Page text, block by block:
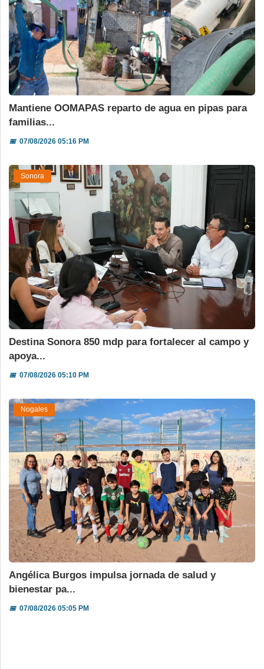
Mantiene OOMAPAS reparto de agua en pipas para
familias...
📅07/08/2026 05:16 PM
Sonora
Destina Sonora 850 mdp para fortalecer al campo y
apoya...
📅07/08/2026 05:10 PM
Nogales
Angélica Burgos impulsa jornada de salud y
bienestar pa...
📅07/08/2026 05:05 PM